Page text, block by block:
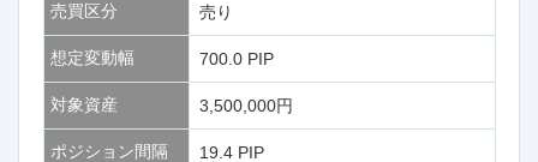
売買区分 売り
想定変動幅 700.0 PIP
対象資産 3,500,000円
ポジション間隔 19.4 PIP